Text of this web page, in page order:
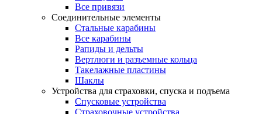
Все привязи
Соединительные элементы
Стальные карабины
Все карабины
Рапиды и дельты
Вертлюги и разъемные кольца
Такелажные пластины
Шаклы
Устройства для страховки, спуска и подъема
Спусковые устройства
Страховочные устройства